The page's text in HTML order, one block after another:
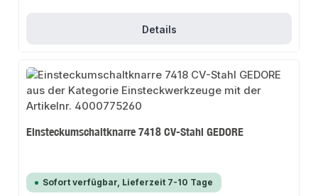
Details
Einsteckumschaltknarre 7418 CV-Stahl GEDORE
Sofort verfügbar, Lieferzeit 7-10 Tage